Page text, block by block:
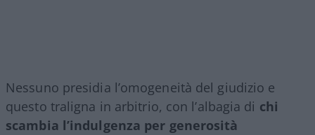
Nessuno presidia l’omogeneità del giudizio e
questo traligna in arbitrio, con l’albagia di chi
scambia l’indulgenza per generosità